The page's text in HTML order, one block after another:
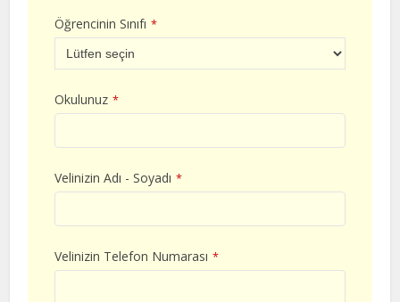
Öğrencinin Sınıfı *
Okulunuz *
Velinizin Adı - Soyadı *
Velinizin Telefon Numarası *